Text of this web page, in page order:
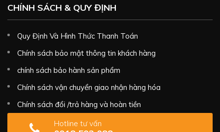
CHÍNH SÁCH & QUY ĐỊNH
Quy Định Và Hình Thức Thanh Toán
Chính sách bảo mật thông tin khách hàng
chính sách bảo hành sản phẩm
Chính sách vận chuyển giao nhận hàng hóa
Chính sách đổi /trả hàng và hoàn tiền
Hotline tư vấn